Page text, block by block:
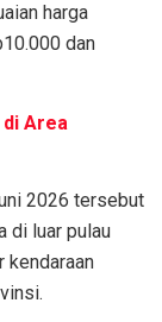
harga
dan
di Area
2026 tersebut
di luar pulau
kendaraan